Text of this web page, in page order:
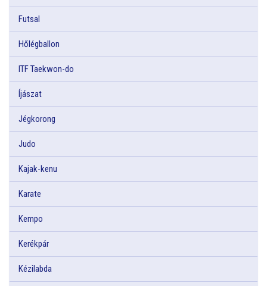
Futsal
Hőlégballon
ITF Taekwon-do
Íjászat
Jégkorong
Judo
Kajak-kenu
Karate
Kempo
Kerékpár
Kézilabda